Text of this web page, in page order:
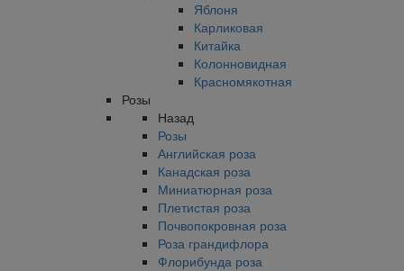
Яблоня
Карликовая
Китайка
Колонновидная
Красномякотная
Розы
Назад
Розы
Английская роза
Канадская роза
Миниатюрная роза
Плетистая роза
Почвопокровная роза
Роза грандифлора
Флорибунда роза